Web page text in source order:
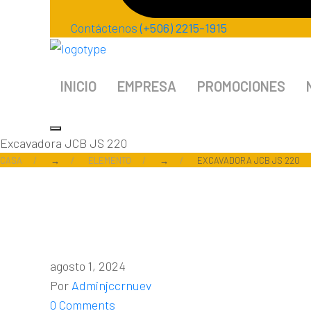
Contáctenos (+506) 2215-1915
INICIO EMPRESA PROMOCIONES
Excavadora JCB JS 220
CASA → ELEMENTO → EXCAVADORA JCB JS 220
agosto 1, 2024
PorAdminjccrnuev
0 Comments